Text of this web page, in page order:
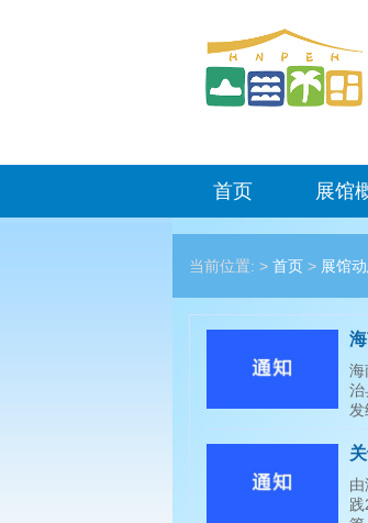
首页 展馆
当前位置: > 首页 > 展馆
海
治